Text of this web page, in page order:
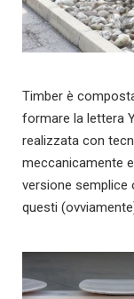
Timber è
formare la lettera
realizzata con
meccanicamente
versione semplice
questi